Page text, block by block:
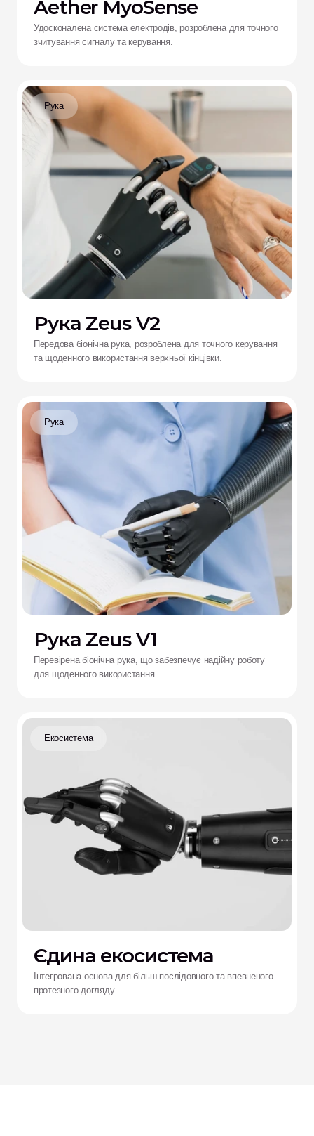
Aether MyoSense
Удосконалена система електродів, розроблена для точного
зчитування сигналу та керування.
Рука
Рука Zeus V2
Передова біонічна рука, розроблена для точного керування
та щоденного використання верхньої кінцівки.
Рука
Рука Zeus V1
Перевірена біонічна рука, що забезпечує надійну роботу
для щоденного використання.
Екосистема
Єдина екосистема
Інтегрована основа для більш послідовного та впевненого
протезного догляду.